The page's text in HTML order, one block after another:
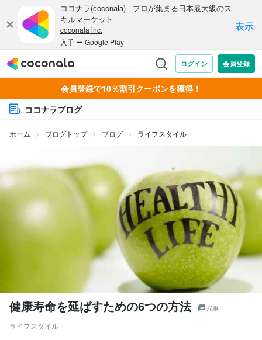
会員登録で10％割引クーポンを獲得！
ココナラブログ
ホーム ブログトップ ブログ ライフスタイル
健康寿命を延ばすための6つの方法 記事
ライフスタイル